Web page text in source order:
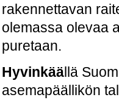
rakennettavan
olemassa olevaa
puretaan.
Hyvinkää llä
asemapäällikön